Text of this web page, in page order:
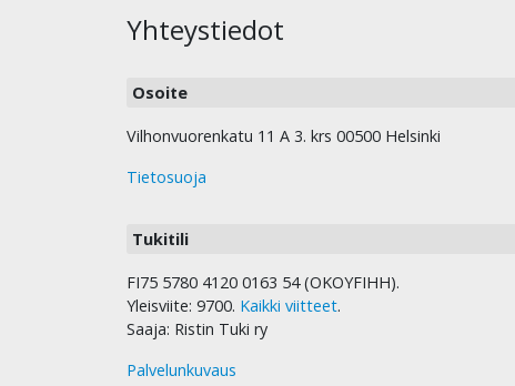
Yhteystiedot
Osoite
Vilhonvuorenkatu 11 A 3. krs 00500 Helsinki
Tietosuoja
Tukitili
FI75 5780 4120 0163 54 (OKOYFIHH).
Yleisviite: 9700. Kaikki viitteet.
Saaja: Ristin Tuki ry
Palvelunkuvaus